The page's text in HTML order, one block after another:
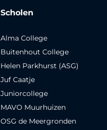
Scholen
Alma College
Buitenhout College
Helen Parkhurst (ASG)
Juf Caatje
Juniorcollege
MAVO Muurhuizen
OSG de Meergronden